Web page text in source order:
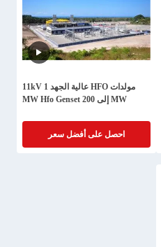
مولدات HFO عالية الجهد 11kV 1
MW إلى 200 MW Hfo Genset
احصل على أفضل سعر